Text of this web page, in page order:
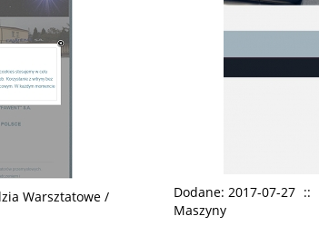
Warsztatowe /
Dodane: 2017-07-27 ::
Maszyny